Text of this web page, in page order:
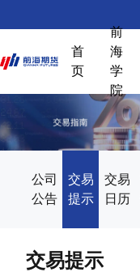
首
页
前
海
学
院
公司
公告
交易
提示
交易
日历
交易提示